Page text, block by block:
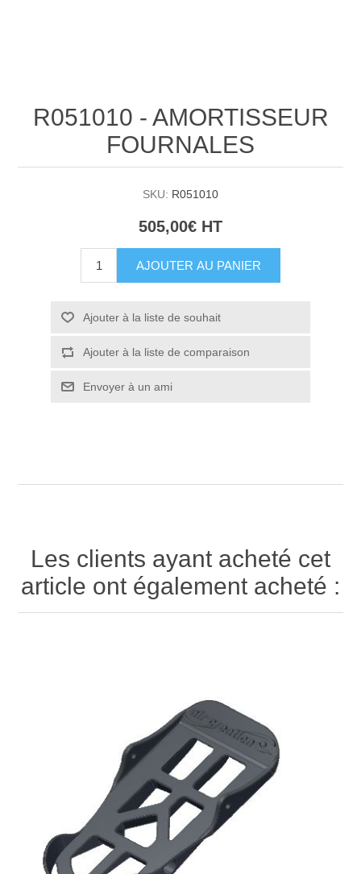
R051010 - AMORTISSEUR
FOURNALES
SKU: R051010
505,00€ HT
AJOUTER AU PANIER
Ajouter à la liste de souhait
Ajouter à la liste de comparaison
Envoyer à un ami
Les clients ayant acheté cet
article ont également acheté :